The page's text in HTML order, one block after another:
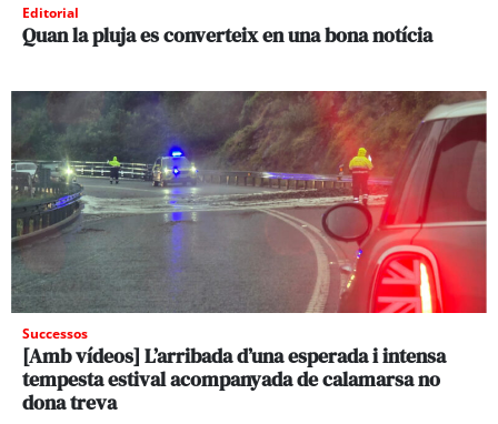
Editorial
Quan la pluja es converteix en una bona notícia
Successos
[Amb vídeos] L’arribada d’una esperada i intensa
tempesta estival acompanyada de calamarsa no
dona treva